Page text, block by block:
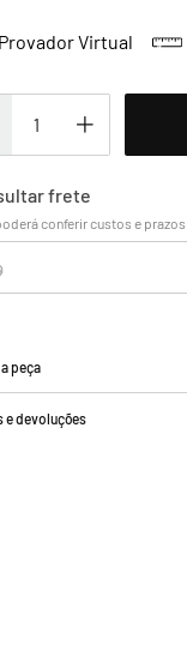
Provador Virtual
peça
e devoluções